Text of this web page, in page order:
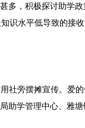
多，积极探讨助学
识水平低导致的接
摊宣传。爱的
助学管理中心、雅